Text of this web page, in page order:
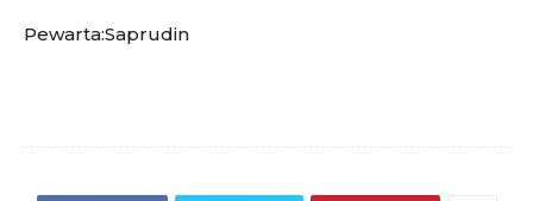
Pewarta:Saprudin